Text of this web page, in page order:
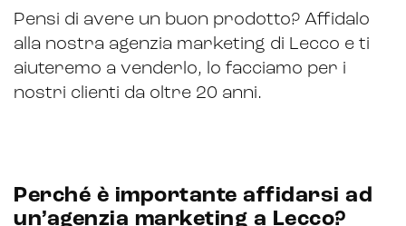
Hubspot
Email marketing
Customer segmentation
Pensi di avere un buon prodotto? Affidalo
alla nostra agenzia marketing di Lecco e ti
aiuteremo a venderlo, lo facciamo per i
nostri clienti da oltre 20 anni.
Perché è importante affidarsi ad
un’agenzia marketing a Lecco?